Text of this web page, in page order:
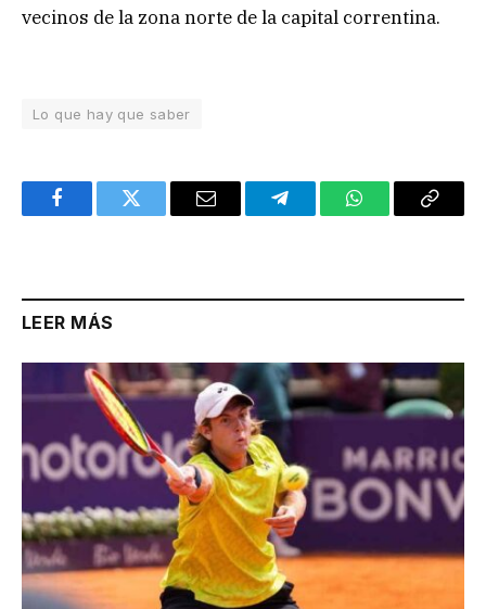
vecinos de la zona norte de la capital correntina.
Lo que hay que saber
FacebookTwitter Email TelegramWhatsAppCopy
LEER MÁS